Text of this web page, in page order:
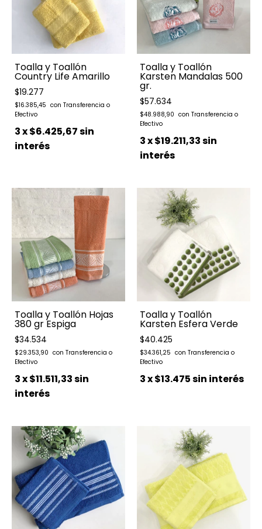
Toalla y Toallón
Country Life Amarillo
$19.277
$16.385,45
3x$6.425,67sin
interés
Toalla y Toallón
Karsten Mandalas 500
gr.
$57.634
$48.988,90
3x$19.211,33sin
interés
Toalla y Toallón Hojas
380 gr Espiga
$34.534
$29.353,90
3x$11.511,33sin
interés
Toalla y Toallón
Karsten Esfera Verde
$40.425
$34.361,25
3x$13.475sin interés